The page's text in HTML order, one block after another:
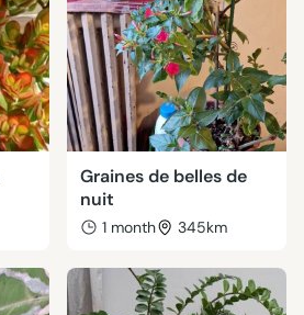
Graines de belles de
nuit
1 month 345km